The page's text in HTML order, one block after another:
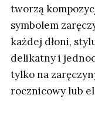
tworzą
symbolem
każdej dłoni,
delikatny i
tylko na
rocznicowy lub